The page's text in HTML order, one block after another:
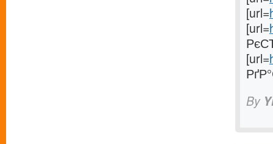
[url=
[url=
[url=
By